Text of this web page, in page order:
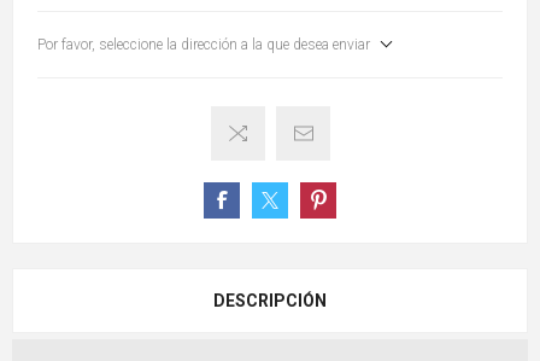
Por favor, seleccione la dirección a la que desea enviar
DESCRIPCIÓN